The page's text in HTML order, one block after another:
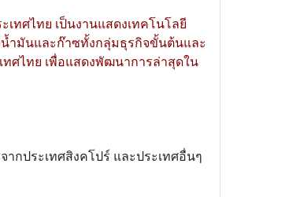
ทศไทย เป็นงานแสดงเทคโนโลยี
น้ำมันและก๊าซทั้งกลุ่มธุรกิจขั้นต้นและ
ศไทย เพื่อแสดงพัฒนาการล่าสุดใน
กประเทศสิงคโปร์ และประเทศอื่นๆ